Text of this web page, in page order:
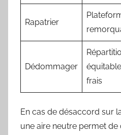
Rapatrier
Dédommager
frais
En cas de désaccord sur
une aire neutre permet de